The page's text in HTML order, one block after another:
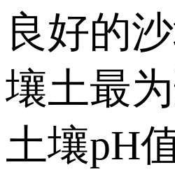
良好的
壤土最为
土壤pH